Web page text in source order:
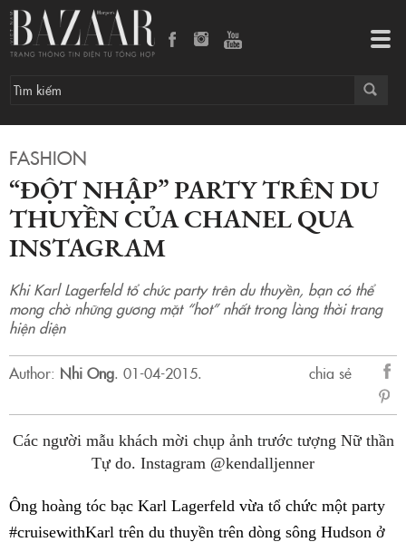
FASHION
“ĐỘT NHẬP” PARTY TRÊN DU
THUYỀN CỦA CHANEL QUA
INSTAGRAM
Khi Karl Lagerfeld tổ chức party trên du thuyền, bạn có thể
mong chờ những gương mặt “hot” nhất trong làng thời trang
hiện diện
Author: Nhi Ong. 01-04-2015.
chia sẻ
sẻ
Các người mẫu khách mời chụp ảnh trước tượng Nữ thần
Tự do. Instagram @kendalljenner
Ông hoàng tóc bạc Karl Lagerfeld vừa tổ chức một party
#cruisewithKarl trên du thuyền trên dòng sông Hudson ở